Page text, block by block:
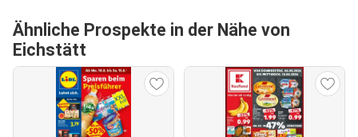
Ähnliche Prospekte in der Nähe von
Eichstätt